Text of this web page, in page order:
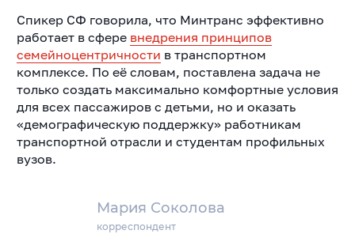
Мария Соколова
корреспондент
Спикер СФ говорила, что Минтранс эффективно
работает в сфере внедрения принципов
семейноцентричности в транспортном
комплексе. По её словам, поставлена задача не
только создать максимально комфортные условия
для всех пассажиров с детьми, но и оказать
«демографическую поддержку» работникам
транспортной отрасли и студентам профильных
вузов.